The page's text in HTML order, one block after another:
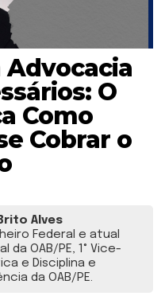
O
Como
Cobrar o
Alves
Federal e atual
da OAB/PE, 1° Vice-
e Disciplina e
da OAB/PE.